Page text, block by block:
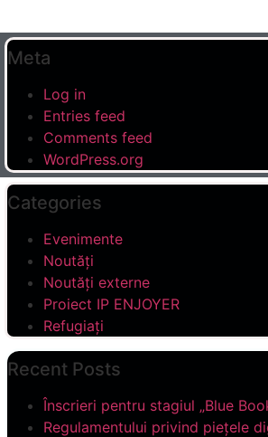
Meta
Log in
Entries feed
Comments feed
WordPress.org
Categories
Evenimente
Noutăți
Noutăți externe
Proiect IP ENJOYER
Refugiați
Recent Posts
Înscrieri pentru stagiul „Blue
Regulamentului privind piețele